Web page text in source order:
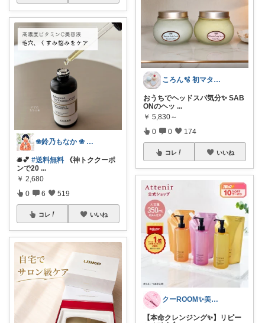
❀鈴乃もなか ❀ 穏やかさを大切に
🛎️💕 #送料無料 《神トククーポ
ンで20 ...
￥ 2,680
0 6 519
コレ いいね
ころん🫧 初マタ×かわいい暮らし
おうちでヘッドスパ気分✨ SAB
ONのヘッ ...
￥ 5,830～
0 0 174
コレ いいね
クーROOM✨美容家電とご褒美ギフト
【本命クレンジング✨】リピー